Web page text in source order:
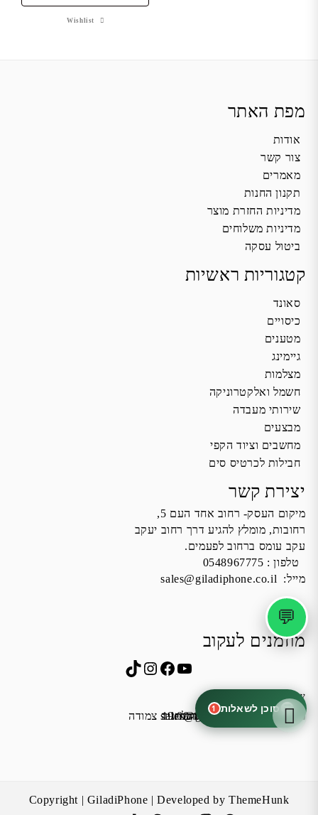
סוכן לשאלות 1
💬
Wishlist
מפת האתר
אודות
צור קשר
מאמרים
תקנון החנות
מדיניות החזרת מוצר
מדיניות משלוחים
ביטול עסקה
קטגוריות ראשיות
סאונד
כיסויים
מטענים
גיימינג
מצלמות
חשמל ואלקטרוניקה
שירותי מעבדה
מבצעים
מחשבים וציוד הקפי
חבילות לכרטיס סים
יצירת קשר
מיקום העסק- רחוב אחד העם 5,
רחובות, מומלץ להגיע דרך רחוב יעקב
עקב עומס ברחוב לפעמים.
טלפון : 0548967775
מייל: sales@giladiphone.co.il
מוזמנים לעקוב
YouTube
Facebook
Instagram
TikTok
שעות פעילות
כתובת: אחד העם 5, רחובות
א׳-ה׳ 19:00-16:00,14:00-9:30
שישי 9:00-13:00
שבת סגור
מייל:sales@giladiphone.co.il
מיקום חנייה: יש אפשרות לחניה צמודה
לחנות התקשרו ואדאג לזה.
*נא להתקשר לפני הגעה
Copyright | GiladiPhone | Developed by ThemeHunk